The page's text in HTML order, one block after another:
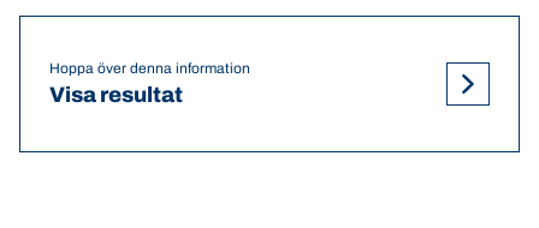
Hoppa över denna information
Visa resultat